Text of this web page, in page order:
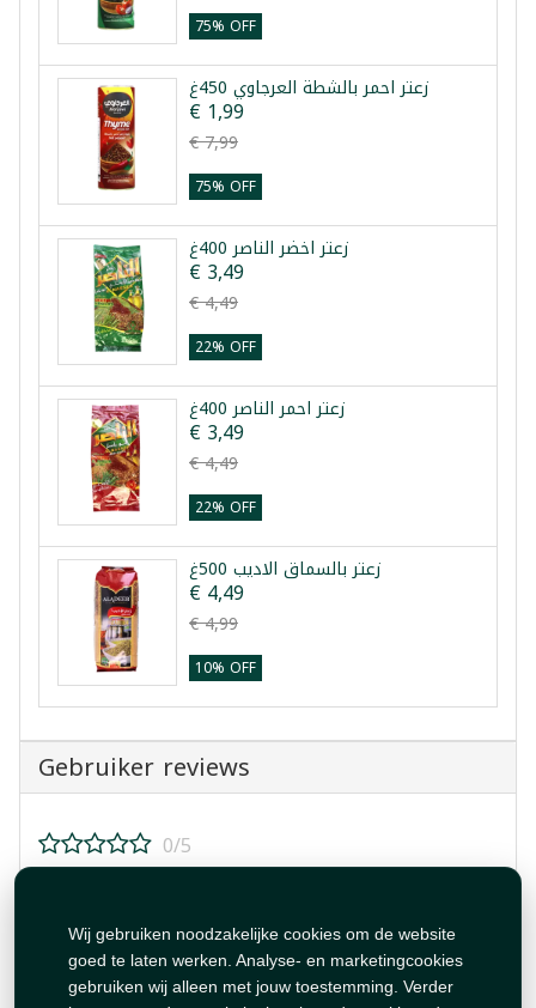
Wij gebruiken noodzakelijke cookies om de website
goed te laten werken. Analyse- en marketingcookies
gebruiken wij alleen met jouw toestemming. Verder
75% OFF
زعتر احمر بالشطة العرجاوي 450غ
€ 1,99
€ 7,99
75% OFF
زعتر اخضر الناصر 400غ
€ 3,49
€ 4,49
22% OFF
زعتر احمر الناصر 400غ
€ 3,49
€ 4,49
22% OFF
زعتر بالسماق الاديب 500غ
€ 4,49
€ 4,99
10% OFF
Gebruiker reviews
0/5